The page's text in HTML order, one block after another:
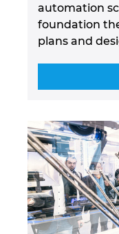
automation
foundation
plans and